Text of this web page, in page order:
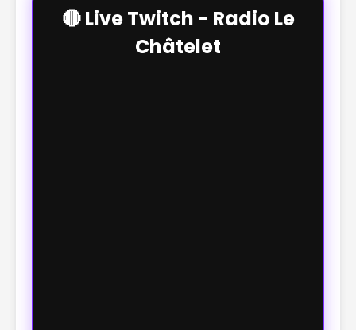
🔴 Live Twitch - Radio Le
Châtelet